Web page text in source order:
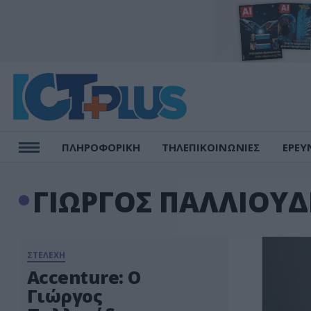
ΠΛΗΡΟΦΟΡΙΚΗ ΤΗΛΕΠΙΚΟΙΝΩΝΙΕΣ
ΓΙΩΡΓΟΣ
ΣΤΕΛΕΧΗ
Accenture: Ο
Γιώργος